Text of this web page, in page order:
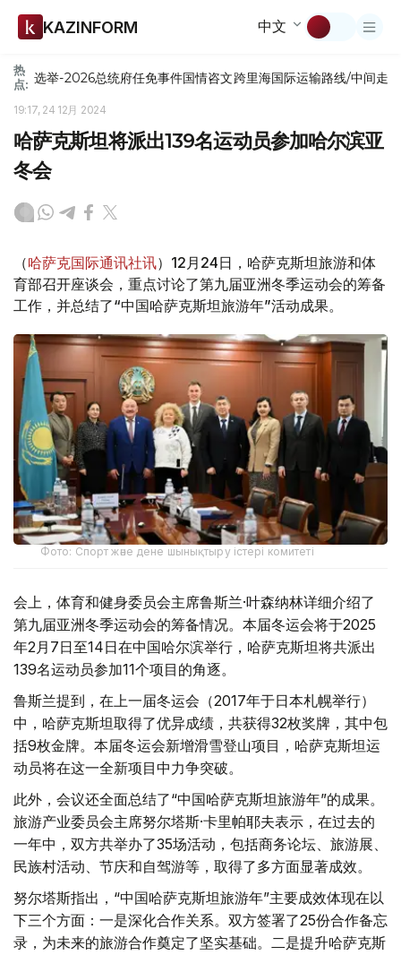
KAZINFORM 中文
热
点: 选举-2026总统府任免事件国情咨文跨里海国际运输路线/中间走廊
19:17, 24 12月 2024
哈萨克斯坦将派出139名运动员参加哈尔滨亚
冬会
（哈萨克国际通讯社讯）12月24日，哈萨克斯坦旅游和体
育部召开座谈会，重点讨论了第九届亚洲冬季运动会的筹备
工作，并总结了“中国哈萨克斯坦旅游年”活动成果。
Фото: Спорт және дене шынықтыру істері комитеті
会上，体育和健身委员会主席鲁斯兰·叶森纳林详细介绍了
第九届亚洲冬季运动会的筹备情况。本届冬运会将于2025
年2月7日至14日在中国哈尔滨举行，哈萨克斯坦将共派出
139名运动员参加11个项目的角逐。
鲁斯兰提到，在上一届冬运会（2017年于日本札幌举行）
中，哈萨克斯坦取得了优异成绩，共获得32枚奖牌，其中包
括9枚金牌。本届冬运会新增滑雪登山项目，哈萨克斯坦运
动员将在这一全新项目中力争突破。
此外，会议还全面总结了“中国哈萨克斯坦旅游年”的成果。
旅游产业委员会主席努尔塔斯·卡里帕耶夫表示，在过去的
一年中，双方共举办了35场活动，包括商务论坛、旅游展、
民族村活动、节庆和自驾游等，取得了多方面显著成效。
努尔塔斯指出，“中国哈萨克斯坦旅游年”主要成效体现在以
下三个方面：一是深化合作关系。双方签署了25份合作备忘
录，为未来的旅游合作奠定了坚实基础。二是提升哈萨克斯